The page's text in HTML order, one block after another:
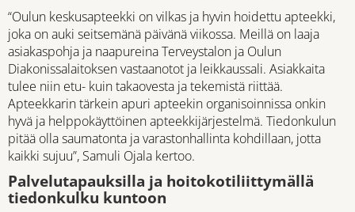
“Oulun keskusapteekki on vilkas ja hyvin hoidettu apteekki,
joka on auki seitsemänä päivänä viikossa. Meillä on laaja
asiakaspohja ja naapureina Terveystalon ja Oulun
Diakonissalaitoksen vastaanotot ja leikkaussali. Asiakkaita
tulee niin etu- kuin takaovesta ja tekemistä riittää.
Apteekkarin tärkein apuri apteekin organisoinnissa onkin
hyvä ja helppokäyttöinen apteekkijärjestelmä. Tiedonkulun
pitää olla saumatonta ja varastonhallinta kohdillaan, jotta
kaikki sujuu”, Samuli Ojala kertoo.
Palvelutapauksilla ja hoitokotiliittymällä
tiedonkulku kuntoon